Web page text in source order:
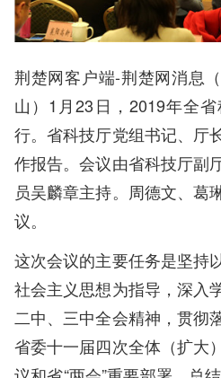
荆楚网客户端-荆楚网消息
山）1月23日，2019年全
行。省科技厅党组书记、厅
作报告。会议由省科技厅副
员吴麟章主持。周德文、葛
议。
这次会议的主要任务是坚持
社会主义思想为指导，深入
二中、三中全会精神，贯彻
省委十一届四次全体（扩大